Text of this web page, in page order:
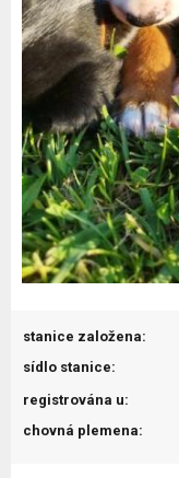
stanice založena:
sídlo stanice:
registrována u:
chovná plemena: